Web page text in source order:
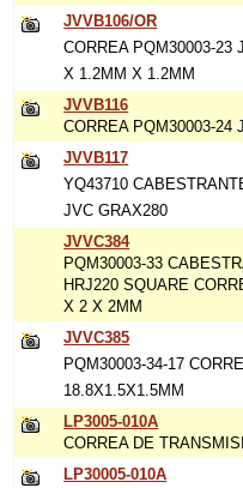
JVVB106/OR
CORREA PQM30003-23
X 1.2MM X 1.2MM
JVVB116
CORREA PQM30003-24
JVVB117
YQ43710
JVC GRAX280
JVVC384
PQM30003-33
HRJ220 SQUARE
X 2 X 2MM
JVVC385
PQM30003-34-17
18.8X1.5X1.5MM
LP3005-010A
CORREA DE
LP30005-010A